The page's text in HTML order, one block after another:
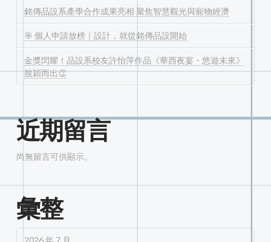
銘傳品設系產學合作成果亮相 聚焦智慧觀光與寵物經濟
🎯 個人申請放榜｜設計，就從銘傳品設開始
金獎閃耀！品設系校友許怡萍作品《華西夜宴・悠遊未來》
脫穎而出👏
近期留言
尚無留言可供顯示。
彙整
2026 年 7 月